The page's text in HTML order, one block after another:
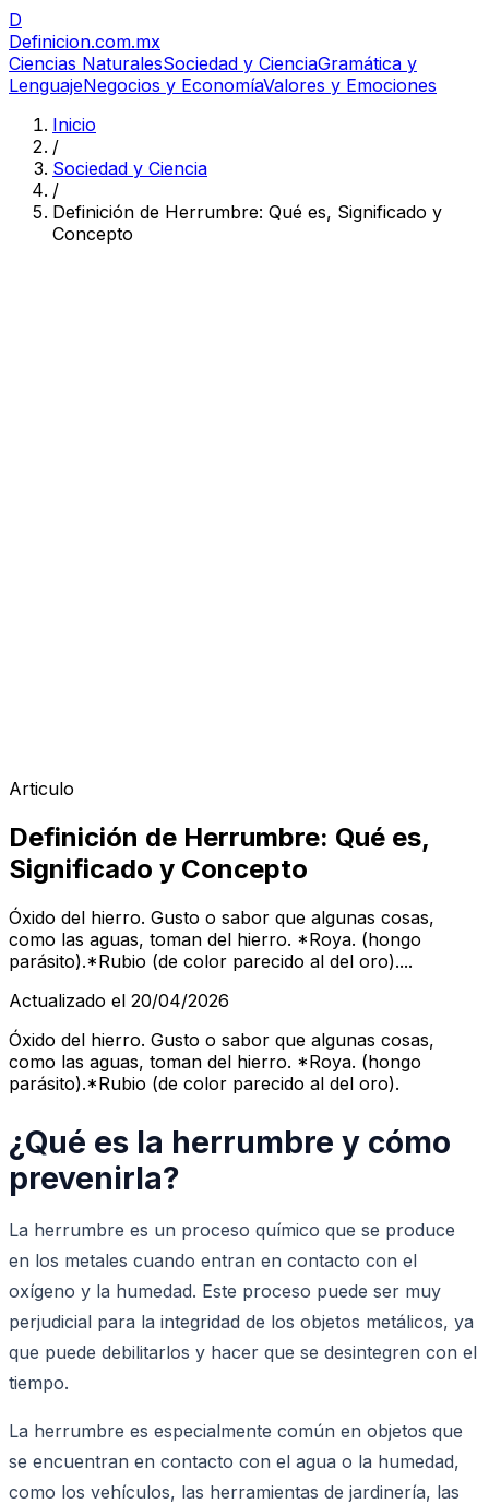
D
Definicion.com.mx
Ciencias NaturalesSociedad y CienciaGramática y
LenguajeNegocios y EconomíaValores y Emociones
Inicio
/
Sociedad y Ciencia
/
Definición de Herrumbre: Qué es, Significado y
Concepto
Articulo
Definición de Herrumbre: Qué es,
Significado y Concepto
Óxido del hierro. Gusto o sabor que algunas cosas,
como las aguas, toman del hierro. *Roya. (hongo
parásito).*Rubio (de color parecido al del oro)....
Actualizado el 20/04/2026
Óxido del hierro. Gusto o sabor que algunas cosas,
como las aguas, toman del hierro. *Roya. (hongo
parásito).*Rubio (de color parecido al del oro).
¿Qué es la herrumbre y cómo
prevenirla?
La herrumbre es un proceso químico que se produce
en los metales cuando entran en contacto con el
oxígeno y la humedad. Este proceso puede ser muy
perjudicial para la integridad de los objetos metálicos, ya
que puede debilitarlos y hacer que se desintegren con el
tiempo.
La herrumbre es especialmente común en objetos que
se encuentran en contacto con el agua o la humedad,
como los vehículos, las herramientas de jardinería, las